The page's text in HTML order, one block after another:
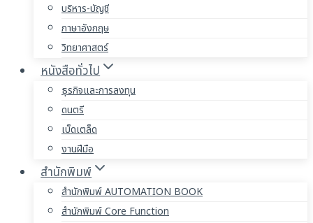
บริหาร-บัญชี
ภาษาอังกฤษ
วิทยาศาสตร์
หนังสือทั่วไป
ธุรกิจและการลงทุน
ดนตรี
เบ็ดเตล็ด
งานฝีมือ
สำนักพิมพ์
สำนักพิมพ์ AUTOMATION BOOK
สำนักพิมพ์ Core Function